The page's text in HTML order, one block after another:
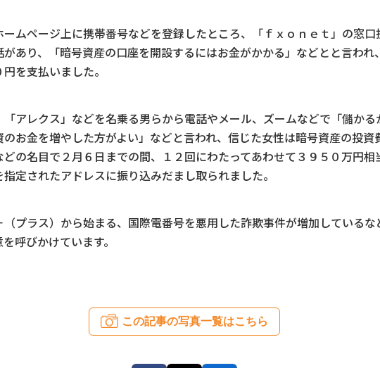
ームページ上に携帯番号などを登録したところ、「ｆｘｏｎｅｔ」の窓口
があり、「暗号資産の口座を開設するにはお金がかかる」などとと言われ
円を支払いました。
「アレクス」などを名乗る男らから電話やメール、ズームなどで「儲かる
のお金を増やした方がよい」などと言われ、信じた女性は暗号資産の投資
どの名目で２月６日までの間、１２回にわたってあわせて３９５０万円相
定されたアドレスに振り込みだまし取られました。
（プラス）から始まる、国際電番号を悪用した詐欺事件が増加しているな
呼びかけています。
この記事の写真一覧はこちら